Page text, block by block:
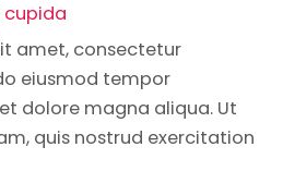
cupida
amet, consectetur
eiusmod tempor
dolore magna aliqua. Ut
quis nostrud exercitation